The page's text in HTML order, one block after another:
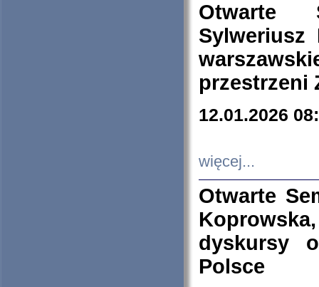
Otwarte
Sylweriusz
przestrzeni
12.01.2026
więcej...
Otwarte
dyskursy
Polsce